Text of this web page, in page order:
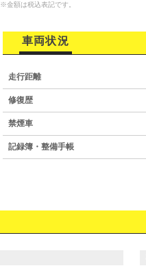
※金額は税込表記です。
車両状況
走行距離
修復歴
禁煙車
記録簿・整備手帳